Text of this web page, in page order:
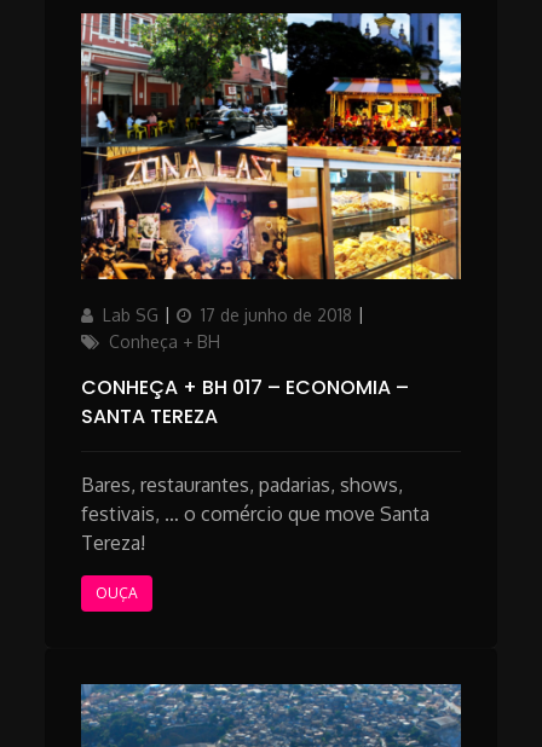
AuthorLab SG
Posted
on
17 de junho de 2018
Conheça + BH
CONHEÇA + BH 017 – ECONOMIA –
SANTA TEREZA
Bares, restaurantes, padarias, shows,
festivais, … o comércio que move Santa
Tereza!
OUÇA